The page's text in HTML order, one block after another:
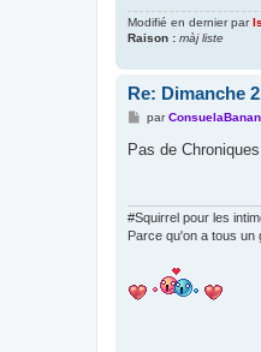
Modifié en dernier par
Raison : màj liste
Re: Dimanche
M
s
s
par
Pas de
#Squirrel pour les
Parce qu'on a tous un